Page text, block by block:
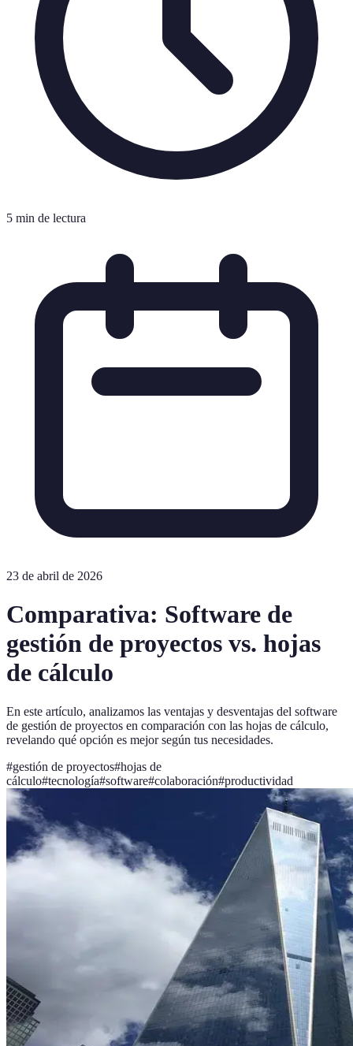
5 min de lectura
23 de abril de 2026
Comparativa: Software de
gestión de proyectos vs. hojas
de cálculo
En este artículo, analizamos las ventajas y desventajas del software
de gestión de proyectos en comparación con las hojas de cálculo,
revelando qué opción es mejor según tus necesidades.
#gestión de proyectos#hojas de
cálculo#tecnología#software#colaboración#productividad